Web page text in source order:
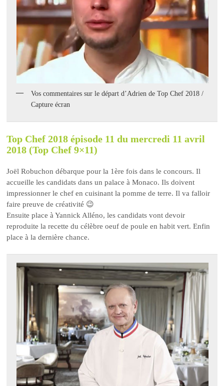
Vos commentaires sur le départ d’Adrien de Top Chef 2018 /
Capture écran
Top Chef 2018 épisode 11 du mercredi 11 avril
2018 (Top Chef 9×11)
Joël Robuchon débarque pour la 1ère fois dans le concours. Il
accueille les candidats dans un palace à Monaco. Ils doivent
impressionner le chef en cuisinant la pomme de terre. Il va falloir
faire preuve de créativité 😉
Ensuite place à Yannick Alléno, les candidats vont devoir
reproduite la recette du célèbre oeuf de poule en habit vert. Enfin
place à la dernière chance.